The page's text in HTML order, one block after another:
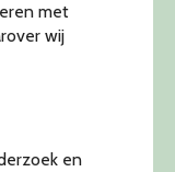
met
wij
en